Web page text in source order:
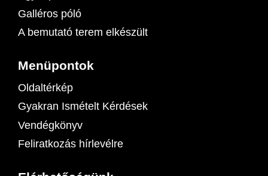
Galléros póló
A bemutató terem elkészült
Menüpontok
Oldaltérkép
Gyakran Ismételt Kérdések
Vendégkönyv
Feliratkozás hírlevélre